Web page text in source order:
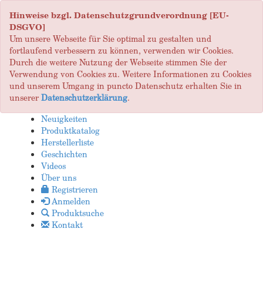
Hinweise bzgl. Datenschutzgrundverordnung [EU-
DSGVO]
Um unsere Webseite für Sie optimal zu gestalten und
fortlaufend verbessern zu können, verwenden wir Cookies.
Durch die weitere Nutzung der Webseite stimmen Sie der
Verwendung von Cookies zu. Weitere Informationen zu Cookies
und unserem Umgang in puncto Datenschutz erhalten Sie in
unsererDatenschutzerklärung.
Neuigkeiten
Produktkatalog
Herstellerliste
Geschichten
Videos
Über uns
Registrieren
Anmelden
Produktsuche
Kontakt